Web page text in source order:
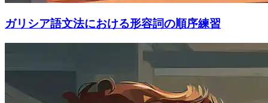
ガリシア語文法における形容詞の順序練習